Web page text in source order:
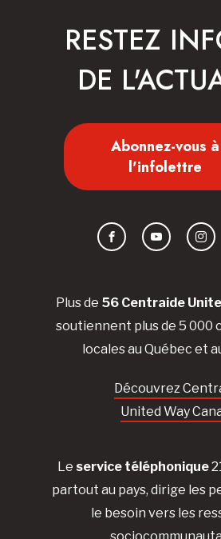
Plus de 56 Centraide
soutiennent plus de 5 000
locales au Québec et
Découvrez
United Way
Le service téléphonique
partout au pays, dirige les
le besoin vers les
RESTEZ
DE
Abonnez-vous à
l'infolettre
FacebookYouTube